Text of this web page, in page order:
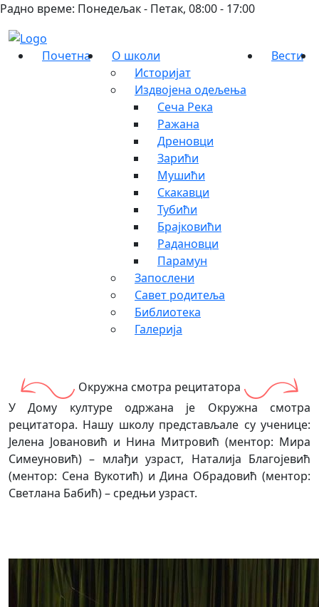
Радно време: Понедељак - Петак, 08:00 - 17:00
Почетна
О школи
Историјат
Издвојена одељења
Сеча Река
Ражана
Дреновци
Зарићи
Мушићи
Скакавци
Тубићи
Брајковићи
Радановци
Парамун
Запослени
Савет родитеља
Библиотека
Галерија
Вести
Окружна смотра рецитатора
У Дому културе одржана је Окружна смотра
рецитатора. Нашу школу представљале су ученице:
Јелена Јовановић и Нина Митровић (ментор: Мира
Симеуновић) – млађи узраст, Наталија Благојевић
(ментор: Сена Вукотић) и Дина Обрадовић (ментор:
Светлана Бабић) – средњи узраст.